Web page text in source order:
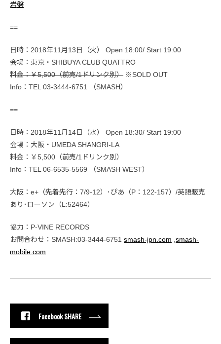
岩盤
==
日時：2018年11月13日（火） Open 18:00/ Start 19:00
会場：東京・SHIBUYA CLUB QUATTRO
料金：￥5,500（前売/1ドリンク別） ※SOLD OUT
Info：TEL 03-3444-6751 （SMASH）
==
日時：2018年11月14日（水） Open 18:30/ Start 19:00
会場：大阪・UMEDA SHANGRI-LA
料金：￥5,500（前売/1ドリンク別）
Info：TEL 06-6535-5569 （SMASH WEST）
大阪：e+（先着先行：7/9-12）･ぴあ（P：122-157）/英語販売
あり･ローソン（L:52464）
協力：P-VINE RECORDS
お問合わせ：SMASH:03-3444-6751 smash-jpn.com ,smash-
mobile.com
Facebook SHARE